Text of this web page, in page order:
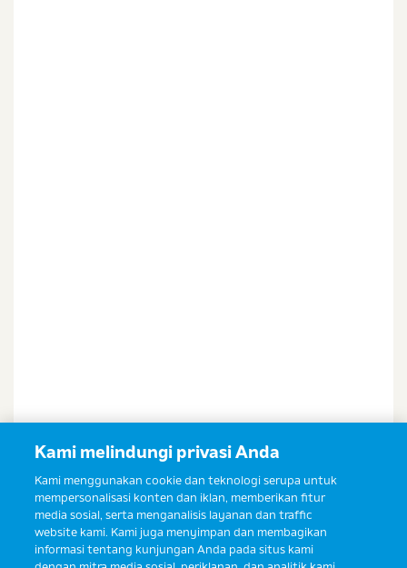
Kami melindungi privasi Anda
Kami menggunakan cookie dan teknologi serupa untuk
mempersonalisasi konten dan iklan, memberikan fitur
media sosial, serta menganalisis layanan dan traffic
website kami. Kami juga menyimpan dan membagikan
informasi tentang kunjungan Anda pada situs kami